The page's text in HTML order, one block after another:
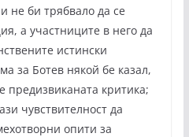
не би трябвало да се
а участниците в него да
истински
за Ботев някой бе казал,
предизвиканата критика;
чувствителност да
опити за